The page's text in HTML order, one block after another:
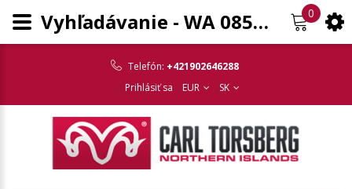
Telefón: +421902646288
Prihlásiť sa
EUR SK
0
Vyhľadávanie - WA 0859 3970 0884 Biaya Bikin Kanopi Full Teras Kokap Kulon Progo